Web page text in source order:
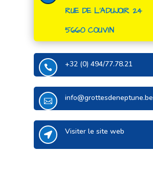
RUE DE L’ADUJOIR 24
5660 COUVIN
 +32 (0) 494/77.78.21
 info@grottesdeneptune.be
 Visiter le site web